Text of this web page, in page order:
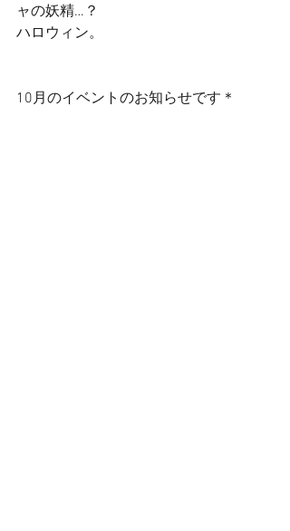
ャの妖精…？
ハロウィン。
10月のイベントのお知らせです＊